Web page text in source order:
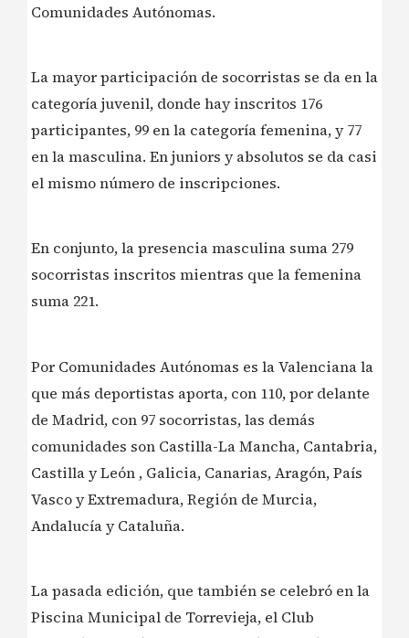
Comunidades Autónomas.
La mayor participación de socorristas se da en la
categoría juvenil, donde hay inscritos 176
participantes, 99 en la categoría femenina, y 77
en la masculina. En juniors y absolutos se da casi
el mismo número de inscripciones.
En conjunto, la presencia masculina suma 279
socorristas inscritos mientras que la femenina
suma 221.
Por Comunidades Autónomas es la Valenciana la
que más deportistas aporta, con 110, por delante
de Madrid, con 97 socorristas, las demás
comunidades son Castilla-La Mancha, Cantabria,
Castilla y León , Galicia, Canarias, Aragón, País
Vasco y Extremadura, Región de Murcia,
Andalucía y Cataluña.
La pasada edición, que también se celebró en la
Piscina Municipal de Torrevieja, el Club